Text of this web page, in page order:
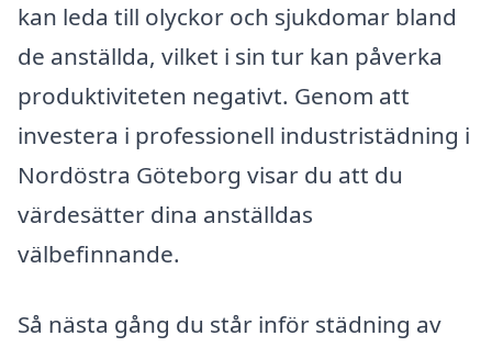
kan leda till olyckor och sjukdomar bland
de anställda, vilket i sin tur kan påverka
produktiviteten negativt. Genom att
investera i professionell industristädning i
Nordöstra Göteborg visar du att du
värdesätter dina anställdas
välbefinnande.
Så nästa gång du står inför städning av